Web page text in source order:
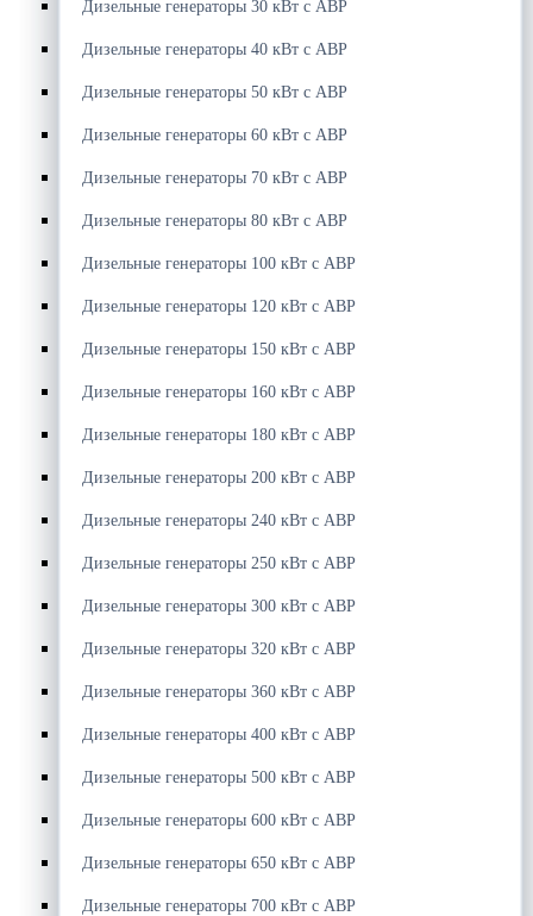
Дизельные генераторы 30 кВт с АВР
Дизельные генераторы 40 кВт с АВР
Дизельные генераторы 50 кВт с АВР
Дизельные генераторы 60 кВт с АВР
Дизельные генераторы 70 кВт с АВР
Дизельные генераторы 80 кВт с АВР
Дизельные генераторы 100 кВт с АВР
Дизельные генераторы 120 кВт с АВР
Дизельные генераторы 150 кВт с АВР
Дизельные генераторы 160 кВт с АВР
Дизельные генераторы 180 кВт с АВР
Дизельные генераторы 200 кВт с АВР
Дизельные генераторы 240 кВт с АВР
Дизельные генераторы 250 кВт с АВР
Дизельные генераторы 300 кВт с АВР
Дизельные генераторы 320 кВт с АВР
Дизельные генераторы 360 кВт с АВР
Дизельные генераторы 400 кВт с АВР
Дизельные генераторы 500 кВт с АВР
Дизельные генераторы 600 кВт с АВР
Дизельные генераторы 650 кВт с АВР
Дизельные генераторы 700 кВт с АВР